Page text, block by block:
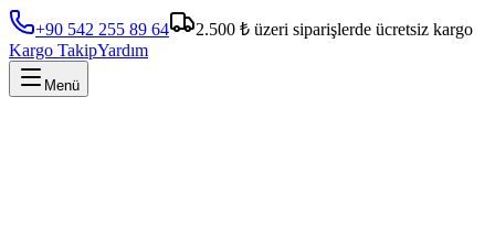
+90 542 255 89 64
2.500 ₺ üzeri siparişlerde ücretsiz kargo
Kargo TakipYardım
Menü